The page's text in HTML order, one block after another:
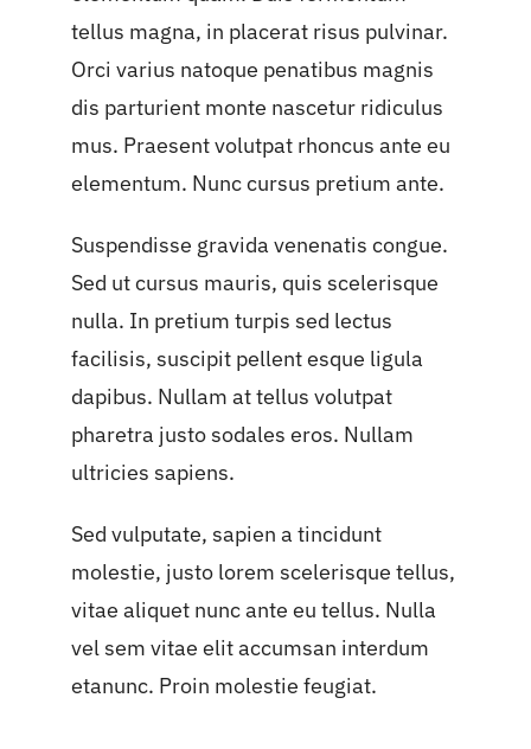
tellus magna, in placerat risus pulvinar.
Orci varius natoque penatibus magnis
dis parturient monte nascetur ridiculus
mus. Praesent volutpat rhoncus ante eu
elementum. Nunc cursus pretium ante.
Suspendisse gravida venenatis congue.
Sed ut cursus mauris, quis scelerisque
nulla. In pretium turpis sed lectus
facilisis, suscipit pellent esque ligula
dapibus. Nullam at tellus volutpat
pharetra justo sodales eros. Nullam
ultricies sapiens.
Sed vulputate, sapien a tincidunt
molestie, justo lorem scelerisque tellus,
vitae aliquet nunc ante eu tellus. Nulla
vel sem vitae elit accumsan interdum
etanunc. Proin molestie feugiat.